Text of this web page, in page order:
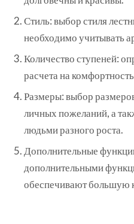
Стиль: выбор стиля
необходимо учитывать
Количество ступеней:
расчета на
Размеры: выбор
личных пожеланий, а
людьми разного роста.
Дополнительные
дополнительными
обеспечивают большую